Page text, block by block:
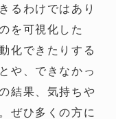
るわけではあり
を可視化した
化できたりする
や、できなかっ
結果、気持ちや
ぜひ多くの方に